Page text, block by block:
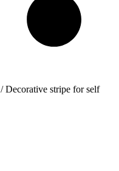
/ Decorative stripe for self